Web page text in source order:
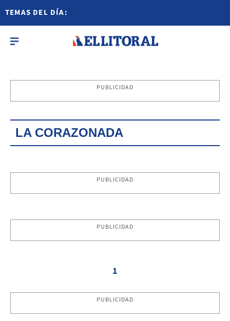
TEMAS DEL DÍA:
PUBLICIDAD
LA CORAZONADA
PUBLICIDAD
PUBLICIDAD
1
PUBLICIDAD